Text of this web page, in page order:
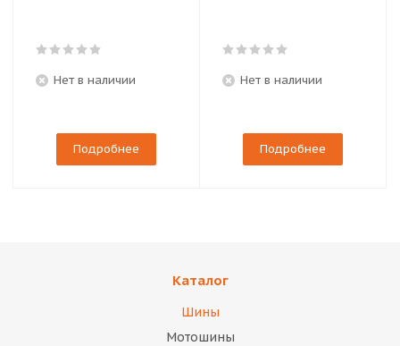
Нет в наличии
Подробнее
Нет в наличии
Подробнее
Каталог
Шины
Мотошины